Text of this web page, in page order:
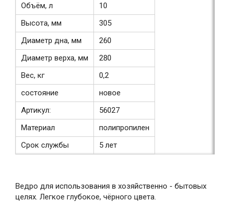
Объём, л
10
Высота, мм
305
Диаметр дна, мм
260
Диаметр верха, мм
280
Вес, кг
0,2
состояние
новое
Артикул:
56027
Материал
полипропилен
Срок службы
5 лет
Ведро для использования в хозяйственно - бытовых
целях. Легкое глубокое, чёрного цвета.